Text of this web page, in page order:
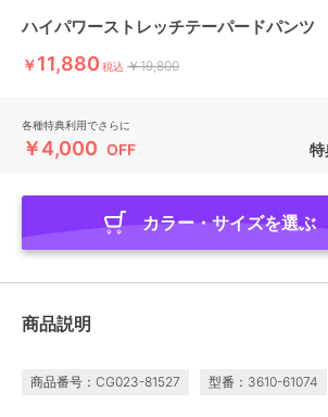
ハイパワーストレッチテーパードパンツ
￥11,880 税込 ￥19,800
各種特典利用でさらに
￥4,000 OFF 特
カラー・サイズを選ぶ
商品説明
商品番号：CG023-81527 型番：3610-61074